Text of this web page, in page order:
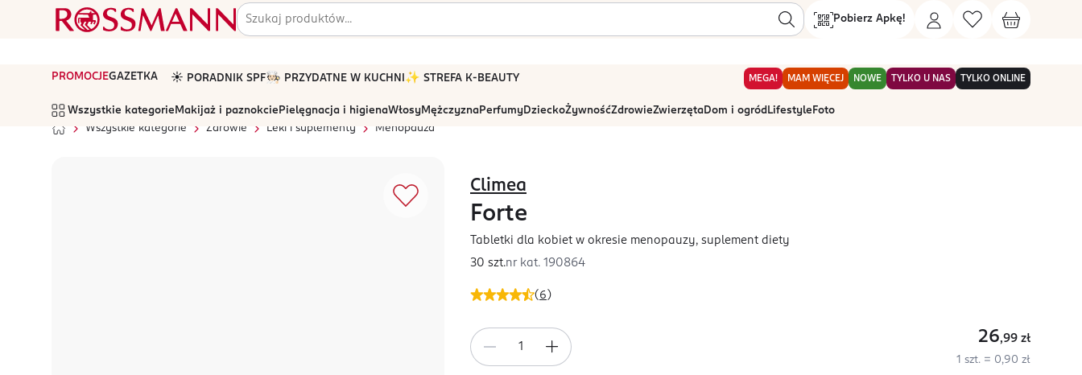
Pobierz Apkę!
PROMOCJEGAZETKA ☀️ PORADNIK SPF🧑🏻‍🍳 PRZYDATNE W KUCHNI ✨ STREFA K-BEAUTY MEGA! MAM WIĘCEJ NOWE TYLKO U NAS TYLKO ONLINE
Wszystkie kategorie Makijaż i paznokcie Pielęgnacja i higienaWłosyMężczyznaPerfumyDzieckoŻywnośćZdrowieZwierzętaDom i ogród Lifestyle Foto
Wszystkie kategorie
Zdrowie Leki i suplementy Menopauza
( 6 )
Climea
Forte
Tabletki dla kobiet w okresie menopauzy, suplement diety
30 szt.nr kat. 190864
26,99 zł
1 szt. = 0,90 zł